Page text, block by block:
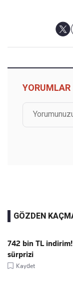
YORUMLAR
GÖZDEN
742 bin TL
sürprizi
Kaydet